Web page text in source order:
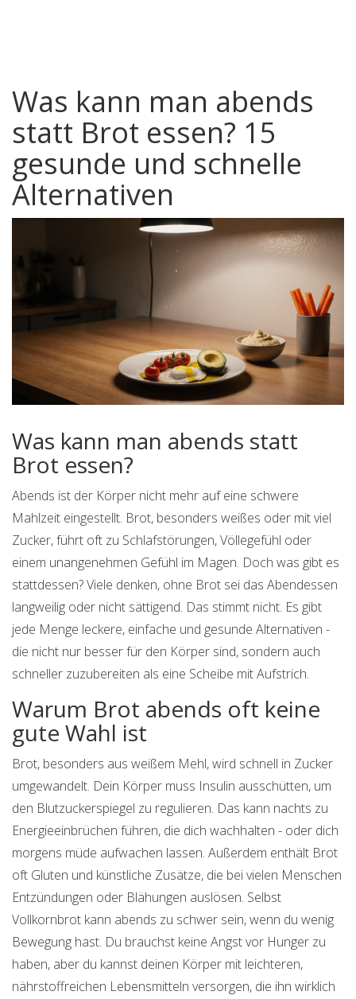
Was kann man abends
statt Brot essen? 15
gesunde und schnelle
Alternativen
Was kann man abends statt
Brot essen?
Abends ist der Körper nicht mehr auf eine schwere
Mahlzeit eingestellt. Brot, besonders weißes oder mit viel
Zucker, führt oft zu Schlafstörungen, Völlegefühl oder
einem unangenehmen Gefühl im Magen. Doch was gibt es
stattdessen? Viele denken, ohne Brot sei das Abendessen
langweilig oder nicht sättigend. Das stimmt nicht. Es gibt
jede Menge leckere, einfache und gesunde Alternativen -
die nicht nur besser für den Körper sind, sondern auch
schneller zuzubereiten als eine Scheibe mit Aufstrich.
Warum Brot abends oft keine
gute Wahl ist
Brot, besonders aus weißem Mehl, wird schnell in Zucker
umgewandelt. Dein Körper muss Insulin ausschütten, um
den Blutzuckerspiegel zu regulieren. Das kann nachts zu
Energieeinbrüchen führen, die dich wachhalten - oder dich
morgens müde aufwachen lassen. Außerdem enthält Brot
oft Gluten und künstliche Zusätze, die bei vielen Menschen
Entzündungen oder Blähungen auslösen. Selbst
Vollkornbrot kann abends zu schwer sein, wenn du wenig
Bewegung hast. Du brauchst keine Angst vor Hunger zu
haben, aber du kannst deinen Körper mit leichteren,
nährstoffreichen Lebensmitteln versorgen, die ihn wirklich